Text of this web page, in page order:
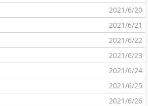
2021/6/20
2021/6/21
2021/6/22
2021/6/23
2021/6/24
2021/6/25
2021/6/26